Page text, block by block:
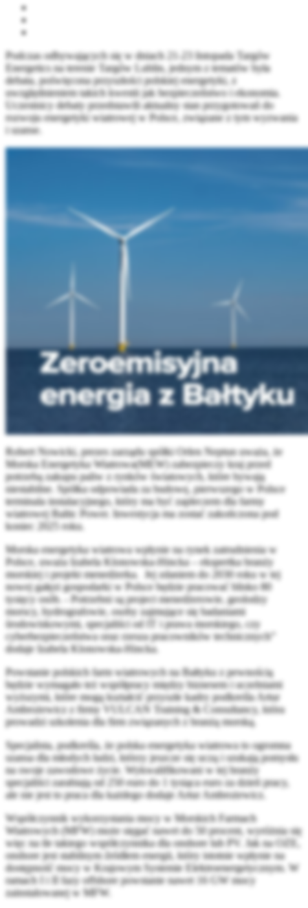
Podczas odbywających się w dniach 21-23 listopada Targów
Energetics na terenie Targów Lublin, jednym z tematów była
debata, poświęcona przyszłości polskiej energetyki, z
uwzględnieniem takich kwestii jak bezpieczeństwo i ekonomia.
Uczestnicy debaty przedstawili aktualny stan przygotowań do
rozwoju energetyki wiatrowej w Polsce, związane z tym wyzwania
i szanse.
Robert Nowicki, prezes zarządu spółki Orlen Neptun uważa, że
Morska Energetyka Wiatrowa(MEW) zabezpieczy kraj przed
potrzebą zakupu paliw z rynków światowych, które bywają
niestabilne. Spółka odpowiada za budowę, pierwszego w Polsce
terminala instalacyjnego, który ma być zapleczem dla farmy
wiatrowej Baltic Power. Inwestycja ma zostać zakończona pod
koniec 2025 roku.
Morska energetyka wiatrowa wpłynie na rynek zatrudnienia w
Polsce, uważa Izabela Klonowska-Hincka – ekspertka branży
morskiej i projekt menedżerka. Jej zdaniem do 2030 roku w tej
nowej gałęzi gospodarki w Polsce będzie pracować blisko 80
tysięcy osób. - Potrzebni są project menedżerowie, geolodzy
morscy, hydrografowie, osoby zajmujące się badaniami
środowiskowymi, specjaliści od IT i prawa morskiego, czy
cyberbezpieczeństwa oraz rzesza pracowników technicznych”
dodaje Izabela Klonowska-Hincka.
Powstanie polskich farm wiatrowych na Bałtyku z pewnością
będzie wymagało też współpracy między biznesem i uczelniami
wyższymi, które mogą kształcić przyszłe kadry podkreśla Artur
Ambrożewicz z firmy VULCAN Training & Consultancy, która
prowadzi szkolenia dla firm związanych z branżą morską.
Specjalista, podkreśla, że polska energetyka wiatrowa to ogromna
szansa dla młodych ludzi, którzy jeszcze się uczą i szukają pomysłu
na swoje zawodowe życie. Wykwalifikowani w tej branży
specjaliści zarabiają od 250 euro do 1 tysiąca euro za dzień pracy,
ale nie jest to praca dla każdego dodaje Artur Ambrożewicz.
Współczynnik wykorzystania mocy w Morskich Farmach
Wiatrowych (MFW) może sięgać nawet do 50 procent, wyróżnia się
więc na tle takiego współczynnika dla onshore lub PV. Jak na OZE,
onshore jest stabilnym źródłem energii, który istotnie wpłynie na
dostępność mocy w Krajowym Systemie Elektroenergetycznym. W
ramach I i II fazy offshore powstanie nawet 16 GW mocy
zainstalowanej w MFW.